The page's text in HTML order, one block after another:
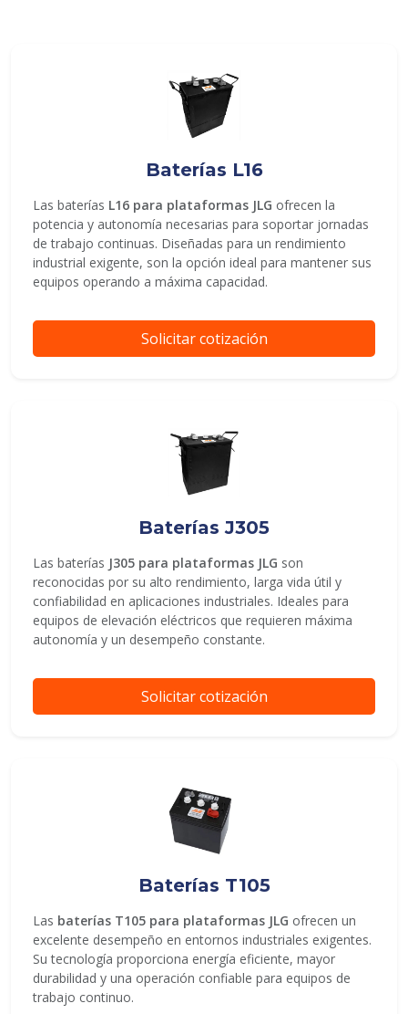
ENVIAR
Baterías L16
Las baterías L16 para plataformas JLG ofrecen la
potencia y autonomía necesarias para soportar jornadas
de trabajo continuas. Diseñadas para un rendimiento
industrial exigente, son la opción ideal para mantener sus
equipos operando a máxima capacidad.
Solicitar cotización
Baterías J305
Las baterías J305 para plataformas JLG son
reconocidas por su alto rendimiento, larga vida útil y
confiabilidad en aplicaciones industriales. Ideales para
equipos de elevación eléctricos que requieren máxima
autonomía y un desempeño constante.
Solicitar cotización
Baterías T105
Las baterías T105 para plataformas JLG ofrecen un
excelente desempeño en entornos industriales exigentes.
Su tecnología proporciona energía eficiente, mayor
durabilidad y una operación confiable para equipos de
trabajo continuo.